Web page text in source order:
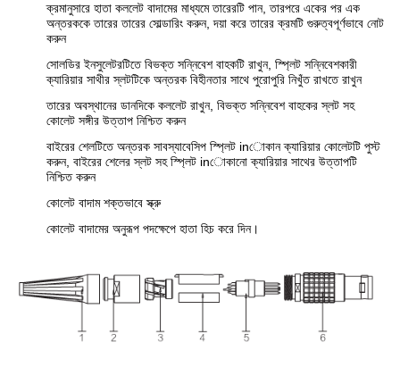
ক্রমানুসারে হাতা কললেট বাদামের মাধ্যমে তারেরটি পান, তারপরে একের পর এক
অন্তরককে তারের তারের সোল্ডারিং করুন, দয়া করে তারের ক্রমটি গুরুত্বপূর্ণভাবে নোট
করুন
সোলডির ইনসুলেটরটিতে বিভক্ত সন্নিবেশ বাহকটি রাখুন, স্প্লিট সন্নিবেশকারী
ক্যারিয়ার সাথীর স্লটটিকে অন্তরক বিহীনতার সাথে পুরোপুরি নিখুঁত রাখতে রাখুন
তারের অবস্থানের ডানদিকে কললেট রাখুন, বিভক্ত সন্নিবেশ বাহকের স্লট সহ
কোলেট সঙ্গীর উত্তাপ নিশ্চিত করুন
বাইরের শেলটিতে অন্তরক সাবস্যাবেসিপ স্প্লিট inোকান ক্যারিয়ার কোলেটটি পুস্ট
করুন, বাইরের শেলের স্লট সহ স্প্লিট inোকানো ক্যারিয়ার সাথের উত্তাপটি
নিশ্চিত করুন
কোলেট বাদাম শক্তভাবে স্ক্রু
কোলেট বাদামের অনুরূপ পদক্ষেপে হাতা হিচ করে দিন।